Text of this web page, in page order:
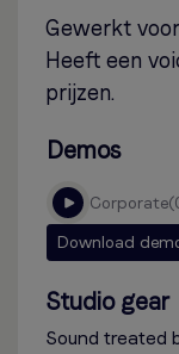
Gewerkt
Heeft een
prijzen.
Demos
corporate
Download
Studio gear
Sound treated